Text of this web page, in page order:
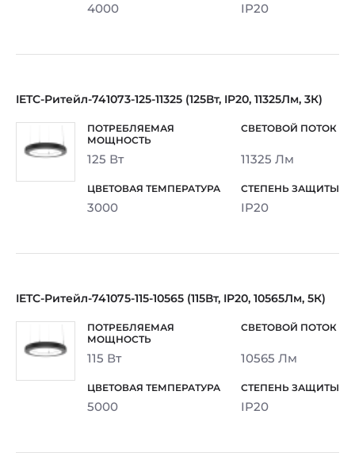
4000 IP20
IETC-Ритейл-741073-125-11325 (125Вт, IP20, 11325Лм, 3К)
125 Вт 11325 Лм
3000 IP20
IETC-Ритейл-741075-115-10565 (115Вт, IP20, 10565Лм, 5К)
115 Вт 10565 Лм
5000 IP20